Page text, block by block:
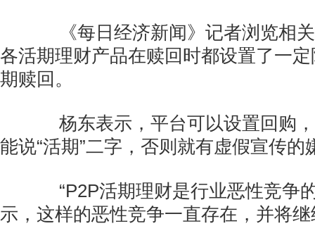
《每日经济新闻》记者浏览相关
各活期理财产品在赎回时都设置了一
期赎回。
杨东表示，平台可以设置回购，
能说“活期”二字，否则就有虚假宣传的
“P2P活期理财是行业恶性竞争
示，这样的恶性竞争一直存在，并将